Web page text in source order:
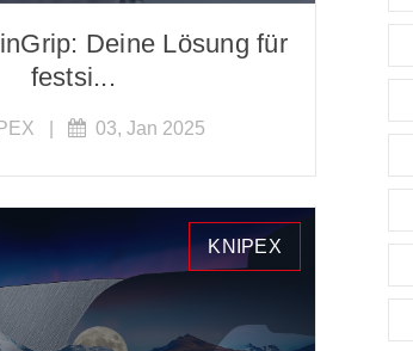
Deine Lösung für
festsi...
03, Jan 2025
KNIPEX